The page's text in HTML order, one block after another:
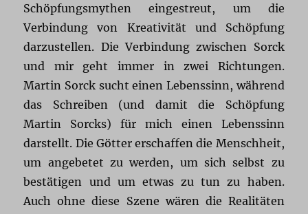
Schöpfungsmythen eingestreut, um die
Verbindung von Kreativität und Schöpfung
darzustellen. Die Verbindung zwischen Sorck
und mir geht immer in zwei Richtungen.
Martin Sorck sucht einen Lebenssinn, während
das Schreiben (und damit die Schöpfung
Martin Sorcks) für mich einen Lebenssinn
darstellt. Die Götter erschaffen die Menschheit,
um angebetet zu werden, um sich selbst zu
bestätigen und um etwas zu tun zu haben.
Auch ohne diese Szene wären die Realitäten